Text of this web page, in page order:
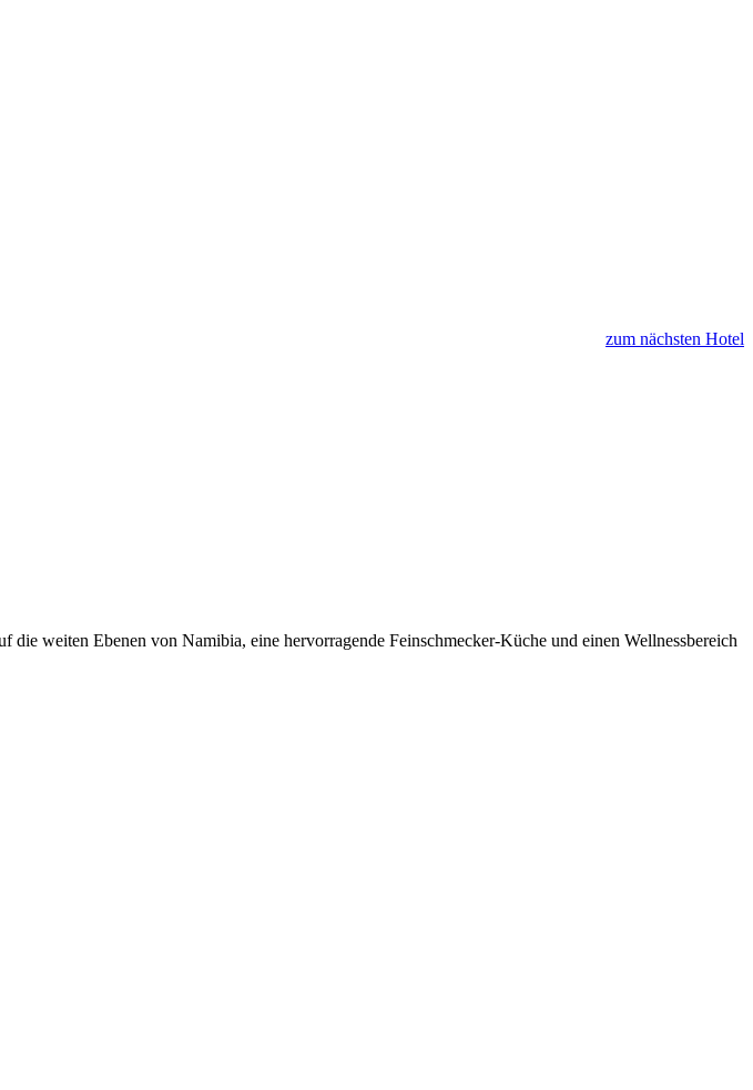
zum nächsten Hotel
weiten Ebenen von Namibia, eine hervorragende Feinschmecker-Küche und einen Wellnessbereich